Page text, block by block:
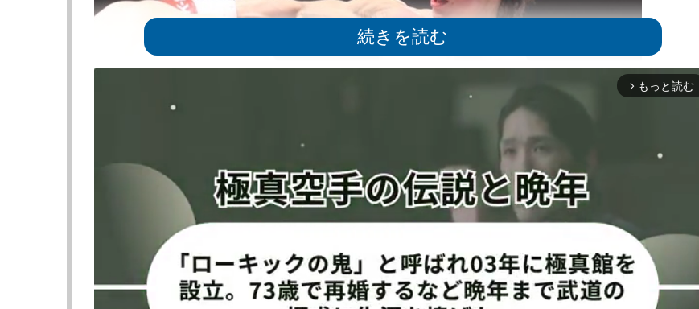
強烈なパンチで2度ダウンを奪った金子
arrow_forward_ios もっと読む